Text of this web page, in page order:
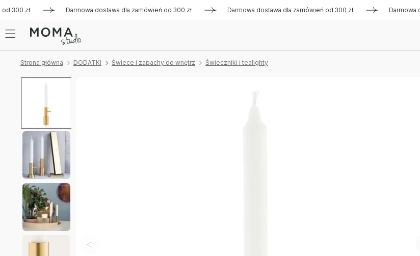
300 zł Darmowa dostawa dla zamówień od 300 zł Darmowa dostawa dla zamówień od 300 zł Darmowa
Strona główna DODATKI Świece i zapachy do wnętrz Świeczniki i tealighty